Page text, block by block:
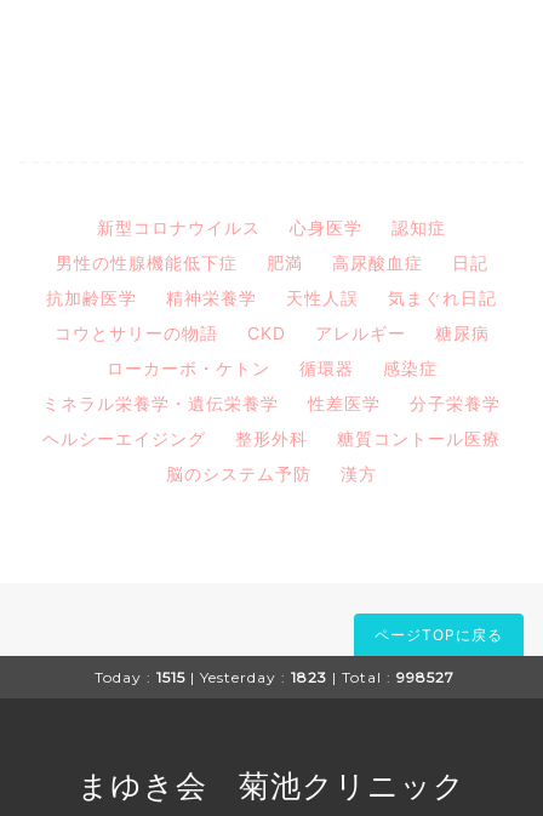
新型コロナウイルス 心身医学
認知症
男性の性腺機能低下症
肥満 高尿酸血症
日記
抗加齢医学
精神栄養学 天性人誤
気まぐれ日記
コウとサリーの物語
CKD アレルギー
糖尿病
ローカーボ・ケトン
循環器
感染症
ミネラル栄養学・遺伝栄養学
性差医学
分子栄養学
ヘルシーエイジング
整形外科
糖質コントール医療
脳のシステム予防
漢方
ページTOPに戻る
Today : 1515 | Yesterday : 1823 | Total : 998527
まゆき会 菊池クリニック